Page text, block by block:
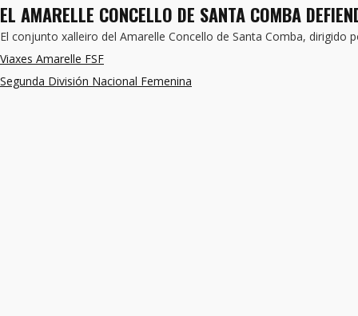
EL AMARELLE CONCELLO DE SANTA COMBA
El conjunto xalleiro del Amarelle Concello de Santa Comba,
Viaxes Amarelle FSF
Segunda División Nacional Femenina